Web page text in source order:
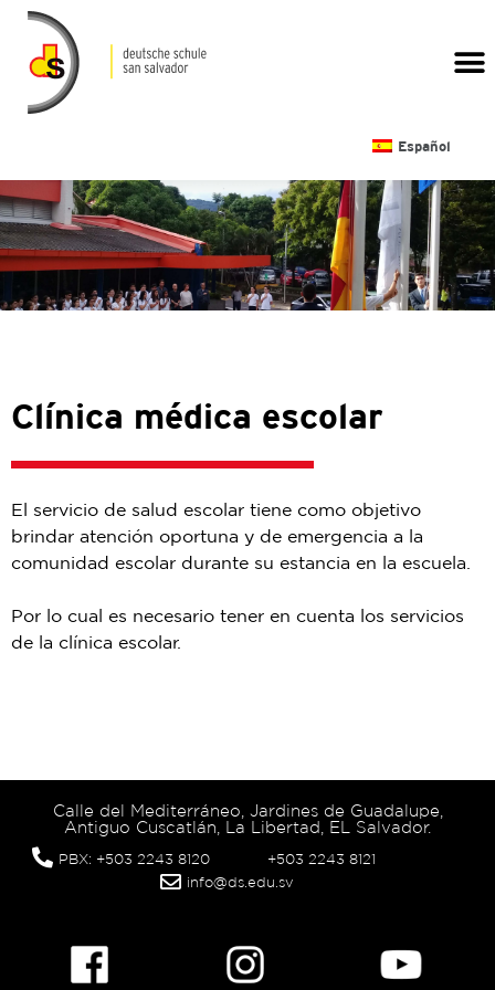
Español
Clínica médica escolar
El servicio de salud escolar tiene como objetivo
brindar atención oportuna y de emergencia a la
comunidad escolar durante su estancia en la escuela.
Por lo cual es necesario tener en cuenta los servicios
de la clínica escolar.
Calle del Mediterráneo, Jardines de Guadalupe,
Antiguo Cuscatlán, La Libertad, EL Salvador.
PBX: +503 2243 8120
+503 2243 8121
info@ds.edu.sv